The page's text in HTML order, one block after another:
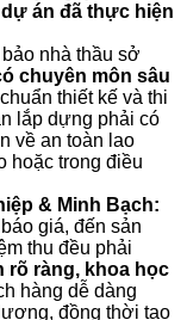
án đã thực hiện
nhà thầu sở
chuyên môn sâu
thiết kế và thi
lắp dựng phải có
về an toàn lao
hoặc trong điều
& Minh Bạch:
giá, đến sản
thu đều phải
rõ ràng, khoa học
hàng dễ dàng
đồng thời tạo